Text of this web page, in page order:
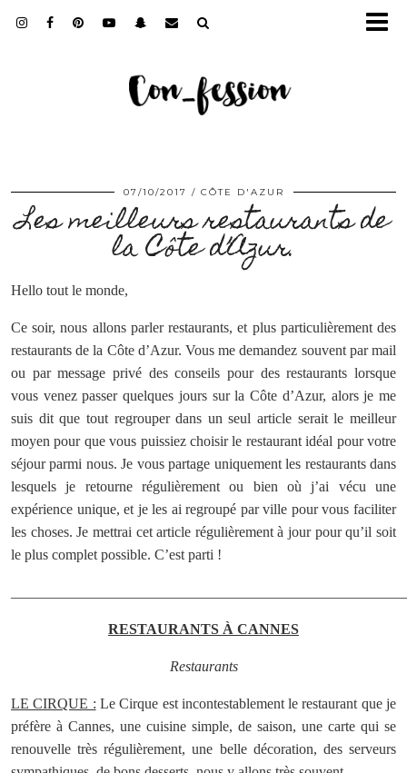
07/10/2017 CÔTE D'AZUR
Les meilleurs restaurants de
la Côte d’Azur.
Hello tout le monde,
Ce soir, nous allons parler restaurants, et plus particulièrement des
restaurants de la Côte d’Azur. Vous me demandez souvent par mail
ou par message privé des conseils pour des restaurants lorsque
vous venez passer quelques jours sur la Côte d’Azur, alors je me
suis dit que tout regrouper dans un seul article serait le meilleur
moyen pour que vous puissiez choisir le restaurant idéal pour votre
séjour parmi nous. Je vous partage uniquement les restaurants dans
lesquels je retourne régulièrement ou bien où j’ai vécu une
expérience unique, et je les ai regroupé par ville pour vous faciliter
les choses. Je mettrai cet article régulièrement à jour pour qu’il soit
le plus complet possible. C’est parti !
RESTAURANTS À CANNES
Restaurants
LE CIRQUE : Le Cirque est incontestablement le restaurant que je
préfère à Cannes, une cuisine simple, de saison, une carte qui se
renouvelle très régulièrement, une belle décoration, des serveurs